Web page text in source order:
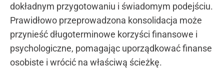
dokładnym przygotowaniu i świadomym podejściu.
Prawidłowo przeprowadzona konsolidacja może
przynieść długoterminowe korzyści finansowe i
psychologiczne, pomagając uporządkować finanse
osobiste i wrócić na właściwą ścieżkę.